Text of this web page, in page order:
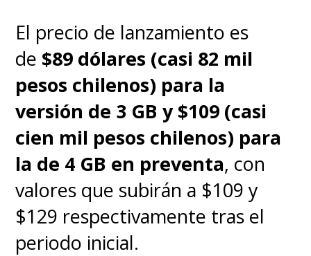
El precio de lanzamiento es
de $89 dólares (casi 82 mil
pesos chilenos) para la
versión de 3 GB y $109 (casi
cien mil pesos chilenos) para
la de 4 GB en preventa, con
valores que subirán a $109 y
$129 respectivamente tras el
periodo inicial.